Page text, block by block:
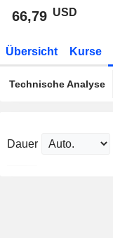
66,79 USD
Übersicht Kurse
Technische Analyse
Dauer